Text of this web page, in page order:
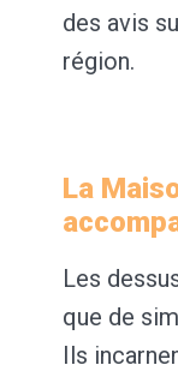
des avis
région.
La
Les
que de
Ils